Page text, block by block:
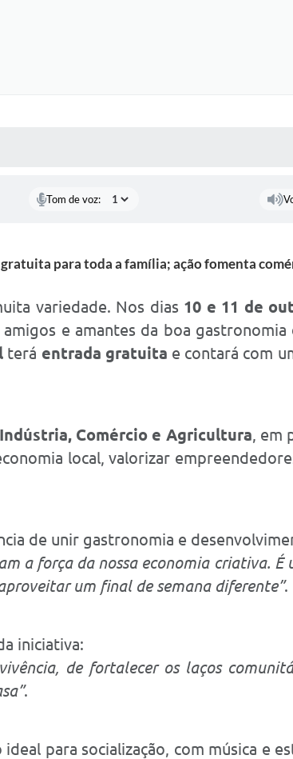
Tom de voz:
para toda a família; ação fomenta
variedade. Nos dias 10 e 11 de
e amantes da boa gastronomia
terá entrada gratuita e contará com
Comércio e Agricultura, em
local, valorizar
de unir gastronomia e
a força da nossa economia criativa.
um final de semana diferente”.
iniciativa:
de fortalecer os laços
.
para socialização, com música e